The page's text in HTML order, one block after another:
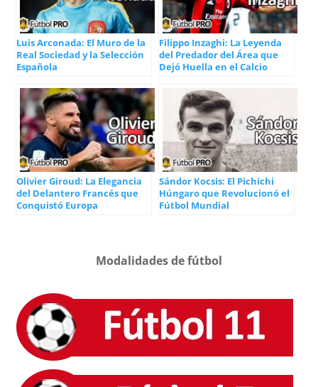
Luis Arconada: El Muro de la
Real Sociedad y la Selección
Española
Filippo Inzaghi: La Leyenda
del Predador del Área que
Dejó Huella en el Calcio
Olivier Giroud: La Elegancia
del Delantero Francés que
Conquistó Europa
Sándor Kocsis: El Pichichi
Húngaro que Revolucionó el
Fútbol Mundial
Modalidades de fútbol